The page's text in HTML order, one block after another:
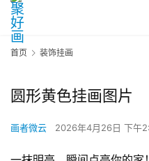
首页 装饰挂画
圆形黄色挂画图片
画者微云 2026年4月26日 下午